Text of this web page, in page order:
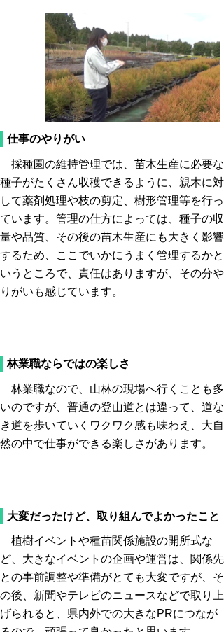
仕事のやりがい
採種園の維持管理では、苗木生産に必要な
種子がたくさん収穫できるように、親木に対
して薬剤処理や枝の剪定、樹形管理等を行っ
ています。管理の仕方によっては、種子の収
量や品質、その後の苗木生産にも大きく影響
するため、ここでいかにうまく管理するかと
いうところで、責任はありますが、その分や
りがいも感じています。
林業職ならではの楽しさ
林業職なので、山林の現場へ行くことも多
いのですが、普通の登山道とは違って、道な
き道を歩いていくワクワク感も味わえ、大自
然の中で仕事ができる楽しさがあります。
大変だったけど、取り組んでよかったこと
植樹イベントや種苗関係施設の開所式な
ど、大きなイベントの企画や運営は、関係先
との事前調整や準備がとても大変ですが、そ
の後、新聞やテレビのニュースなどで取り上
げられると、県内外での大きなPRにつなが